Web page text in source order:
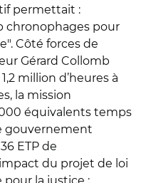
permettait :
chronophages pour
Côté forces de
Gérard Collomb
million d’heures à
la mission
équivalents temps
gouvernement
ETP de
du projet de loi
la justice ;